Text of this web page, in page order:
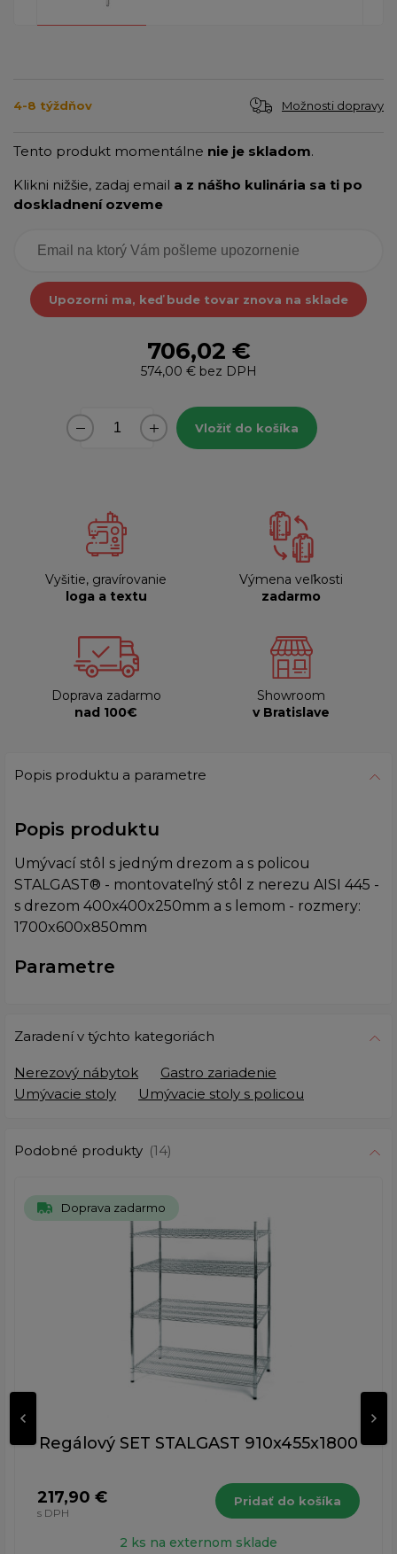
4-8 týždňov Možnosti dopravy
Tento produkt momentálne nie je skladom.
Klikni nižšie, zadaj email a z nášho kulinária sa ti po
doskladnení ozveme
Upozorni ma, keď bude tovar znova na sklade
706,02 €
574,00 €bez DPH
Vložiť do košíka
Vyšitie, gravírovanie
loga a textu
Výmena veľkosti
zadarmo
Doprava zadarmo
nad 100€
Showroom
v Bratislave
Popis produktu a parametre
Popis produktu
Umývací stôl s jedným drezom a s policou
STALGAST® - montovateľný stôl z nerezu AISI 445 -
s drezom 400x400x250mm a s lemom - rozmery:
1700x600x850mm
Parametre
Zaradení v týchto kategoriách
Nerezový nábytok
Gastro zariadenie
Umývacie stoly
Umývacie stoly s policou
Podobné produkty (14)
Doprava zadarmo
Regálový SET STALGAST 910x455x1800
217,90 €
s DPH
Pridať do košíka
2 ks na externom sklade